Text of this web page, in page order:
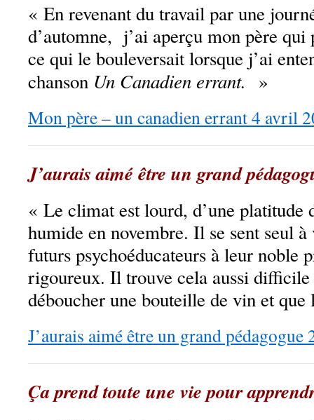
« En revenant du travail par une
d’automne, j’ai aperçu mon père qui
ce qui le bouleversait lorsque j’ai
chanson Un Canadien errant. »
Mon père – un canadien errant 4 avril
J’aurais aimé être un grand
« Le climat est lourd, d’une platitude
humide en novembre. Il se sent seul
futurs psychoéducateurs à leur noble
rigoureux. Il trouve cela aussi difficile
déboucher une bouteille de vin et
J’aurais aimé être un grand pédagogue
Ça prend toute une vie pour